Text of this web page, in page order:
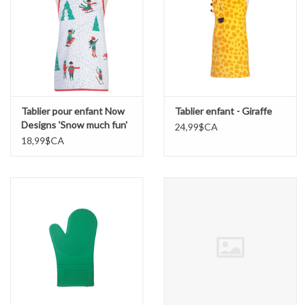
Tablier pour enfant Now
Designs 'Snow much fun'
18,99$CA
Tablier enfant - Giraffe
24,99$CA